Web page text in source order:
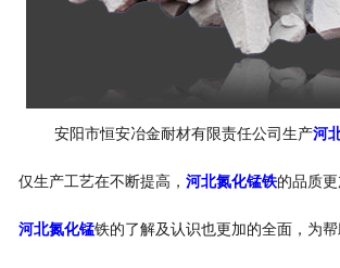
安阳市恒安冶金耐材有限责任公司生产河
仅生产工艺在不断提高， 河北氮化锰铁的品质
河北氮化锰铁的了解及认识也更加的全面，为